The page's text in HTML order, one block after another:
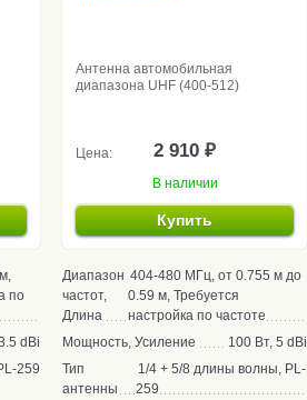
по
dBi
259
Антенна автомобильная
диапазона UHF (400-512)
Цена: 2 910 ₽
В наличии
Купить
Диапазон
частот,
Длина
404-480 МГц, от 0.755 м до
0.59 м, Требуется
настройка по частоте
Мощность, Усиление
100 Вт, 5 dBi
Тип
антенны
1/4 + 5/8 длины волны, PL-
259